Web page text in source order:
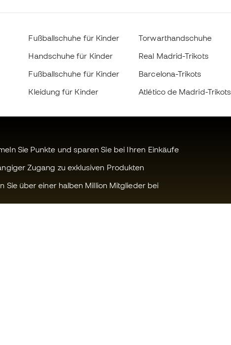
Fußballschuhe für Kinder
Handschuhe für Kinder
Fußballschuhe für Kinder
Kleidung für Kinder
Torwarthandschuhe
Real Madrid-Trikots
Barcelona-Trikots
Atlético de Madrid-Trikots
Sie Punkte und sparen Sie bei Ihren Einkäufe
Zugang zu exklusiven Produkten
Sie über einer halben Million Mitglieder bei